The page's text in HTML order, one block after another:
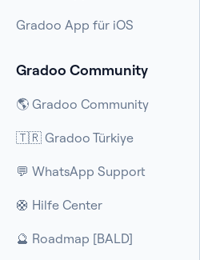
Gradoo App für iOS
Gradoo Community
🌎 Gradoo Community
🇹🇷 Gradoo Türkiye
💬 WhatsApp Support
🛟 Hilfe Center
🔮 Roadmap [BALD]